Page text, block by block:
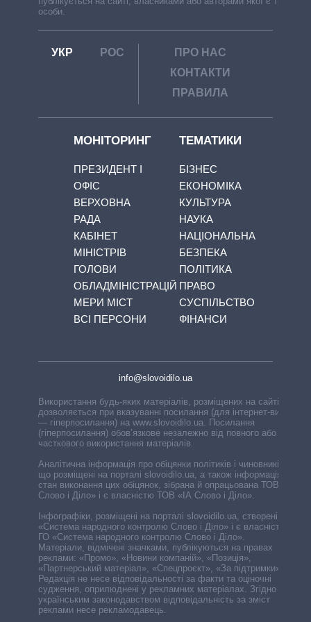
особи.
УКР РОС
ПРО НАС
КОНТАКТИ
ПРАВИЛА
МОНІТОРИНГ
ПРЕЗИДЕНТ І
ОФІС
ВЕРХОВНА
РАДА
КАБІНЕТ
МІНІСТРІВ
ГОЛОВИ
ОБЛАДМІНІСТРАЦІЙ
МЕРИ МІСТ
ВСІ ПЕРСОНИ
ТЕМАТИКИ
БІЗНЕС
ЕКОНОМІКА
КУЛЬТУРА
НАУКА
НАЦІОНАЛЬНА
БЕЗПЕКА
ПОЛІТИКА
ПРАВО
СУСПІЛЬСТВО
ФІНАНСИ
info@slovoidilo.ua
Використання будь-яких матеріалів, розміщених на сайті,
дозволяється при вказуванні посилання (для інтернет-видань
— гіперпосилання) на www.slovoidilo.ua. Посилання
(гіперпосилання) обов’язкове незалежно від повного або
часткового використання матеріалів.
Аналітична інформація про обіцянки політиків і чиновників,
що розміщені на порталі slovoidilo.ua, а також інформація про
стан виконання цих обіцянок, зібрана й опрацьована ТОВ «ІА
Слово і Діло» і є власністю ТОВ «ІА Слово і Діло».
Інфографіки, розміщені на порталі slovoidilo.ua, створені ГО
«Система народного контролю Слово і Діло» і є власністю
ГО «Система народного контролю Слово і Діло».
Матеріали, відмічені значками, публікуються на правах
реклами: «Промо», «Новини компаній», «Позиція»,
«Партнерський матеріал», «Спецпроєкт», «За підтримки».
Редакція не несе відповідальності за факти та оціночні
судження, оприлюднені у рекламних матеріалах. Згідно з
українським законодавством відповідальність за зміст
реклами несе рекламодавець.